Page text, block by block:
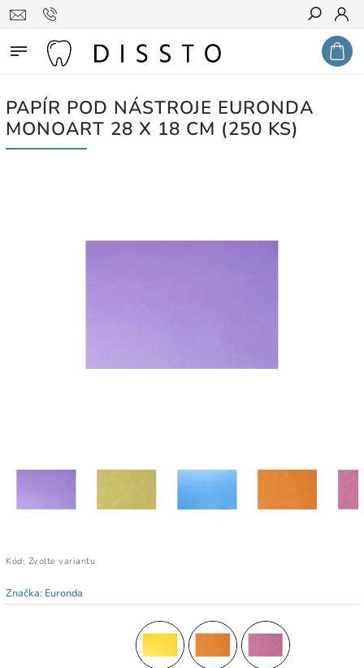
Hledat
PAPÍR POD NÁSTROJE EURONDA
MONOART 28 X 18 CM (250 KS)
Kód: Zvolte variantu
Značka: Euronda